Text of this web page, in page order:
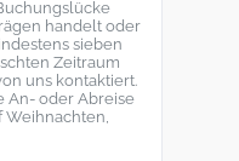
handelt oder
sieben
Zeitraum
uns kontaktiert.
An- oder Abreise
Weihnachten,